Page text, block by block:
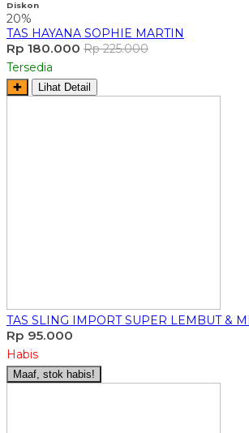
Diskon
20%
TAS HAYANA SOPHIE MARTIN
Rp 180.000 Rp 225.000
Tersedia
✚ Lihat Detail
TAS SLING IMPORT SUPER LEMBUT &
Rp 95.000
Habis
Maaf, stok habis!